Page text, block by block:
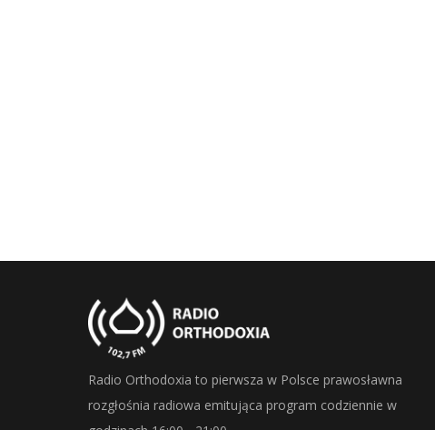
Radio Orthodoxia to pierwsza w Polsce prawosławna
rozgłośnia radiowa emitująca program codziennie w